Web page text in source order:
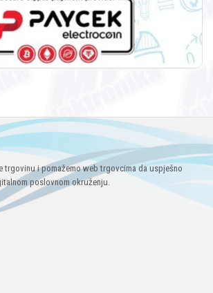
trgovinu i pomažemo web trgovcima da uspješno
poslovnom okruženju.